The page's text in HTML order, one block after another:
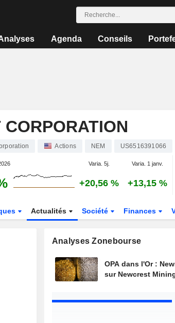
Agenda Conseils
CORPORATION
Actions NEM US6516391066
Varia. 5j. Varia. 1 janv.
+20,56 % +13,15 %
Actualités Société Finances
Analyses Zonebourse
OPA dans l'Or :
sur Newcrest